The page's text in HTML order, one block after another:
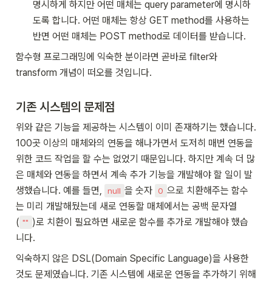
명시하게 하지만 어떤 매체는 query parameter에 명시하
도록 합니다. 어떤 매체는 항상 GET method를 사용하는
반면 어떤 매체는 POST method로 데이터를 받습니다.
함수형 프로그래밍에 익숙한 분이라면 곧바로 filter와
transform 개념이 떠오를 것입니다.
기존 시스템의 문제점
위와 같은 기능을 제공하는 시스템이 이미 존재하기는 했습니다.
100곳 이상의 매체와의 연동을 해나가면서 도저히 매번 연동을
위한 코드 작업을 할 수는 없었기 때문입니다. 하지만 계속 더 많
은 매체와 연동을 하면서 계속 추가 기능을 개발해야 할 일이 발
생했습니다. 예를 들면,
null 을 숫자 0 으로 치환해주는 함수
는 미리 개발해뒀는데 새로 연동할 매체에서는 공백 문자열
( "" )로 치환이 필요하면 새로운 함수를 추가로 개발해야 했습
니다.
익숙하지 않은 DSL(Domain Specific Language)을 사용한
것도 문제였습니다. 기존 시스템에 새로운 연동을 추가하기 위해